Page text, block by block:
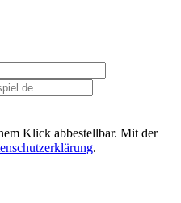
Klick abbestellbar. Mit der
.